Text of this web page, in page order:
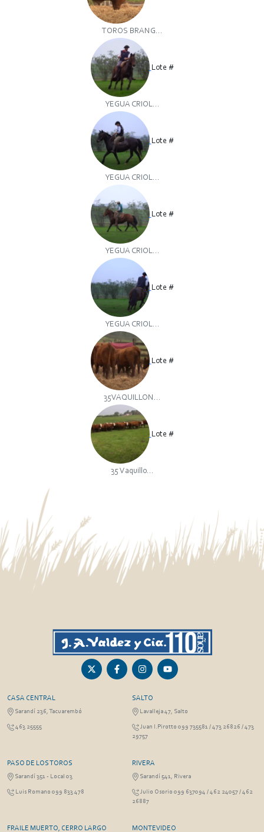
TOROS BRANG...
Lote #
YEGUA CRIOL...
Lote #
YEGUA CRIOL...
Lote #
YEGUA CRIOL...
Lote #
YEGUA CRIOL...
Lote #
35VAQUILLON...
Lote #
35 Vaquillo...
CASA CENTRAL
Sarandí 236, Tacuarembó
463 25555
SALTO
Lavalleja 47, Salto
Juan I.Pirotto 099 735581 / 473 26826 / 473
29757
PASO DE LOS TOROS
Sarandí 351 - Local 03
Luis Romano 099 833 478
RIVERA
Sarandí 541, Rivera
Julio Osorio 099 637094 / 462 24057 / 462
26887
FRAILE MUERTO, CERRO LARGO MONTEVIDEO